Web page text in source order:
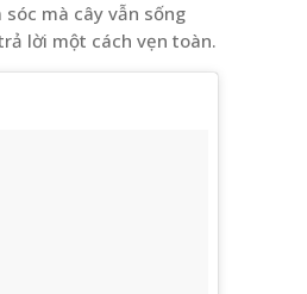
sóc mà cây vẫn sống
lời một cách vẹn toàn.